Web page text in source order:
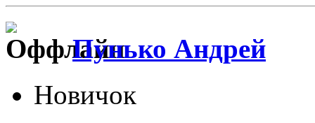
Пунько Андрей
Новичок